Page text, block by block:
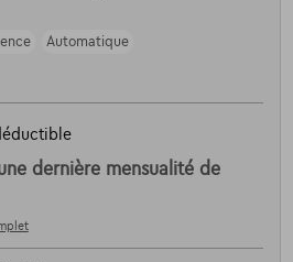
Automatique
dernière mensualité de